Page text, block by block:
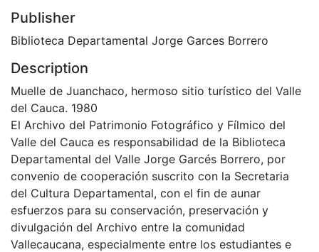
Publisher
Biblioteca Departamental Jorge Garces Borrero
Description
Muelle de Juanchaco, hermoso sitio turístico del Valle
del Cauca. 1980
El Archivo del Patrimonio Fotográfico y Fílmico del
Valle del Cauca es responsabilidad de la Biblioteca
Departamental del Valle Jorge Garcés Borrero, por
convenio de cooperación suscrito con la Secretaria
del Cultura Departamental, con el fin de aunar
esfuerzos para su conservación, preservación y
divulgación del Archivo entre la comunidad
Vallecaucana, especialmente entre los estudiantes e